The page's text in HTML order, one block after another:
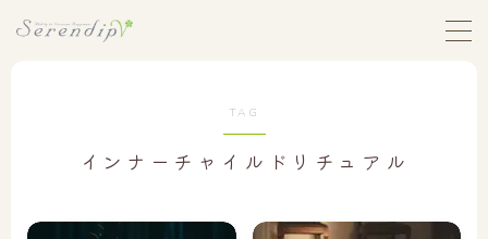
TAG
インナーチャイルドリチュアル